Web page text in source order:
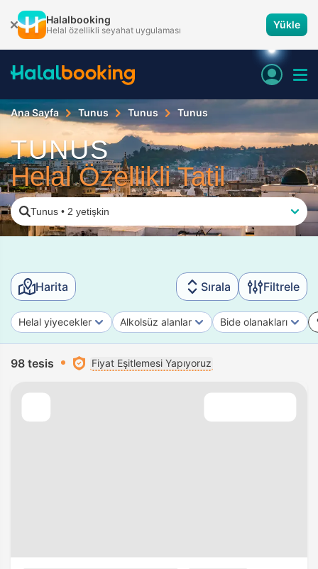
Halalbooking
Helal özellikli seyahat uygulaması Yükle
Ana Sayfa Tunus Tunus Tunus
TUNUS
Helal Özellikli Tatil
Tunus • 2 yetişkin
Harita Sırala Filtrele
Helal yiyecekler Alkolsüz alanlar Bide olanakları
98 tesis Fiyat Eşitlemesi Yapıyoruz